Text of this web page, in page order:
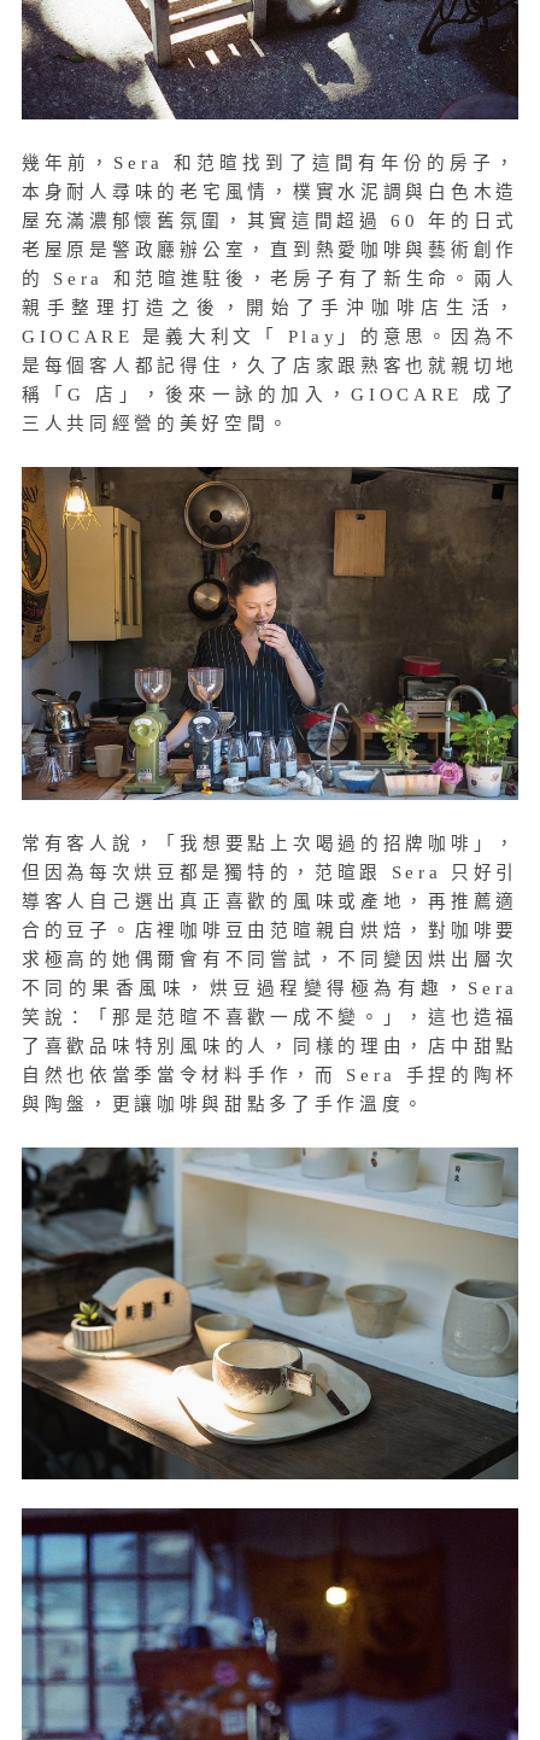
幾年前，Sera 和范暄找到了這間有年份的房子，
本身耐人尋味的老宅風情，樸實水泥調與白色木造
屋充滿濃郁懷舊氛圍，其實這間超過 60 年的日式
老屋原是警政廳辦公室，直到熱愛咖啡與藝術創作
的 Sera 和范暄進駐後，老房子有了新生命。兩人
親手整理打造之後，開始了手沖咖啡店生活，
GIOCARE 是義大利文「 Play」的意思。因為不
是每個客人都記得住，久了店家跟熟客也就親切地
稱「G 店」，後來一詠的加入，GIOCARE 成了
三人共同經營的美好空間。
常有客人說，「我想要點上次喝過的招牌咖啡」，
但因為每次烘豆都是獨特的，范暄跟 Sera 只好引
導客人自己選出真正喜歡的風味或產地，再推薦適
合的豆子。店裡咖啡豆由范暄親自烘焙，對咖啡要
求極高的她偶爾會有不同嘗試，不同變因烘出層次
不同的果香風味，烘豆過程變得極為有趣，Sera
笑說：「那是范暄不喜歡一成不變。」，這也造福
了喜歡品味特別風味的人，同樣的理由，店中甜點
自然也依當季當令材料手作，而 Sera 手捏的陶杯
與陶盤，更讓咖啡與甜點多了手作溫度。